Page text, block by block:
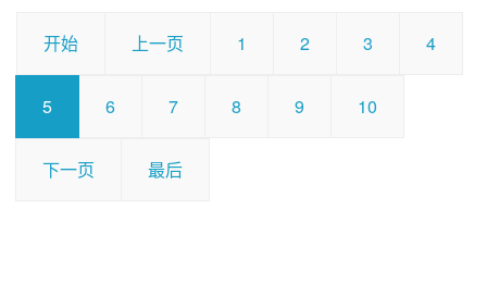
开始 上一页 1 2 3 4
5 6 7 8 9 10
下一页 最后